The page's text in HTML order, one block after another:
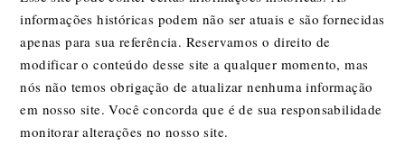
informações históricas podem não ser atuais e são fornecidas
apenas para sua referência. Reservamos o direito de
modificar o conteúdo desse site a qualquer momento, mas
nós não temos obrigação de atualizar nenhuma informação
em nosso site. Você concorda que é de sua responsabilidade
monitorar alterações no nosso site.